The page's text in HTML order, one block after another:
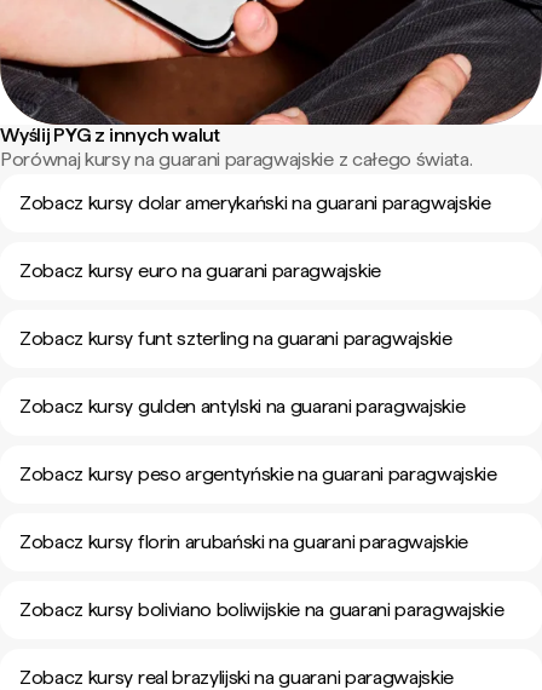
Wyślij PYG z innych walut
Porównaj kursy na guarani paragwajskie z całego świata.
Zobacz kursy dolar amerykański na guarani paragwajskie
Zobacz kursy euro na guarani paragwajskie
Zobacz kursy funt szterling na guarani paragwajskie
Zobacz kursy gulden antylski na guarani paragwajskie
Zobacz kursy peso argentyńskie na guarani paragwajskie
Zobacz kursy florin arubański na guarani paragwajskie
Zobacz kursy boliviano boliwijskie na guarani paragwajskie
Zobacz kursy real brazylijski na guarani paragwajskie